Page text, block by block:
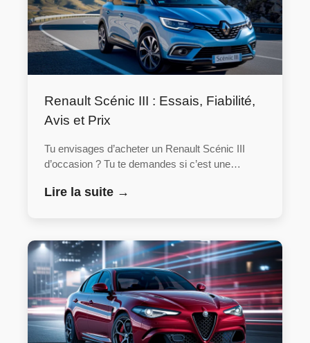
Renault Scénic III : Essais, Fiabilité,
Avis et Prix
Tu envisages d’acheter un Renault Scénic III
d’occasion ? Tu te demandes si c’est une…
Lire la suite →